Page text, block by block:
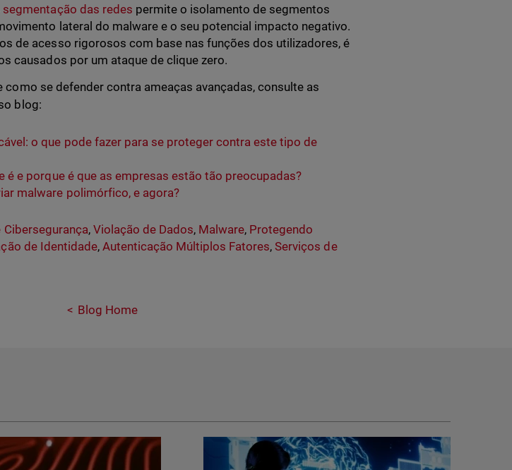
segmentação das redes permite o isolamento de segmentos
lateral do malware e o seu potencial impacto negativo.
de acesso rigorosos com base nas funções dos utilizadores, é
causados por um ataque de clique zero.
se defender contra ameaças avançadas, consulte as
blog:
o que pode fazer para se proteger contra este tipo de
é e porque é que as empresas estão tão preocupadas?
malware polimórfico, e agora?
Cibersegurança, Violação de Dados, Malware, Protegendo
de Identidade, Autenticação Múltiplos Fatores,Serviços de
Blog Home